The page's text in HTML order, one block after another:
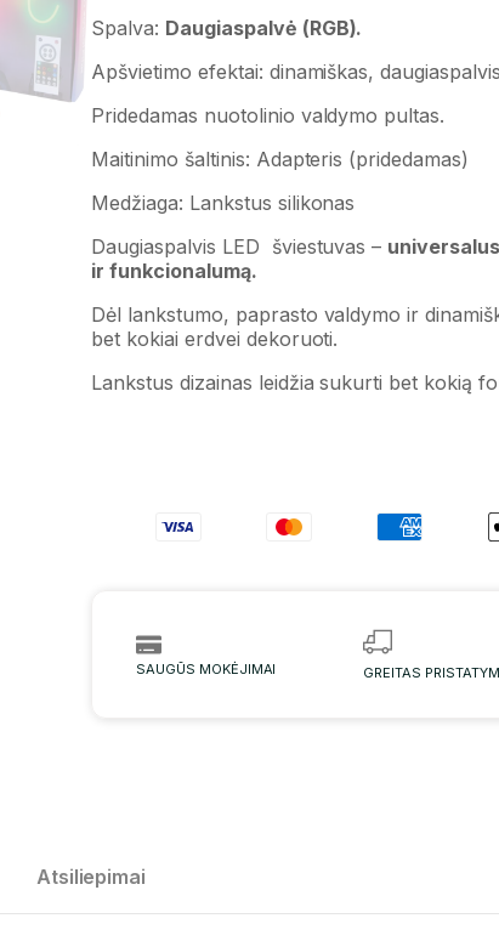
Spalva: Daugiaspalvė (RGB).
Apšvietimo efektai: dinamiškas,
Pridedamas nuotolinio valdymo pultas.
Maitinimo šaltinis: Adapteris (pridedamas)
Medžiaga: Lankstus silikonas
Daugiaspalvis LED šviestuvas –
ir funkcionalumą.
Dėl lankstumo, paprasto valdymo ir
bet kokiai erdvei dekoruoti.
Lankstus dizainas leidžia sukurti bet kokią
SAUGŪS MOKĖJIMAI GREITAS
Atsiliepimai